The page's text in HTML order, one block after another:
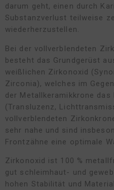
darum geht, einen durch
Substanzverlust teilweise
wiederherzustellen.
Bei der vollverblendeten
besteht das Grundgerüst
weißlichen Zirkonoxid
Zirconia), welches im
der Metallkeramikkrone
(Transluzenz,
vollverblendeten
sehr nahe und sind
Frontzähne eine optimale
Zirkonoxid ist 100 %
gut schleimhaut- und
hohen Stabilität und